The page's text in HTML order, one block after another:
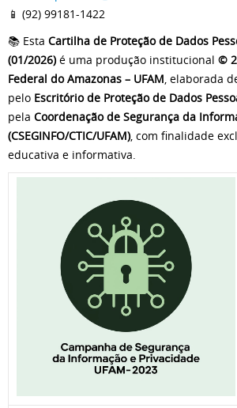
📱 (92) 99181-1422
📚 Esta Cartilha de Proteção de Dados
(01/2026)é uma produção institucional ©️
Federal do Amazonas – UFAM, elaborada
pelo Escritório de Proteção de Dados
pela Coordenação de Segurança da
(CSEGINFO/CTIC/UFAM), com finalidade
educativa e informativa.